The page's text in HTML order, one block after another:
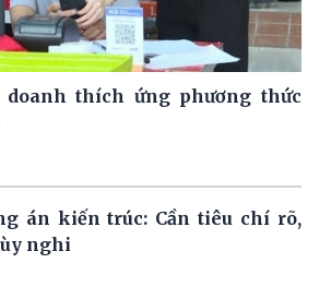
thích ứng phương thức
án kiến trúc: Cần tiêu chí rõ,
nghi